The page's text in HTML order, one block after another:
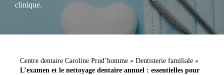
clinique.
Centre dentaire Caroline Prud’homme » Dentisterie familiale »
L’examen et le nettoyage dentaire annuel : essentielles pour